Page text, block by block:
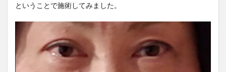
ということで施術してみました。